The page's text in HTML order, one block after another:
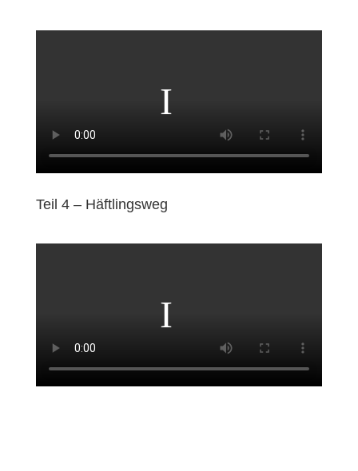
Teil 4 – Häftlingsweg